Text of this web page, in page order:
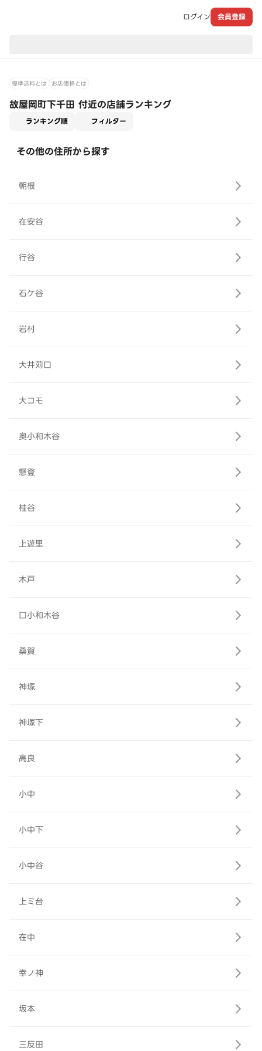
ログイン 会員登録
標準送料とは お店価格とは
故屋岡町下千田 付近の店舗ランキング
ランキング順 フィルター
その他の住所から探す
朝根
在安谷
行谷
石ケ谷
岩村
大井苅口
大コモ
奥小和木谷
懸登
桂谷
上遊里
木戸
口小和木谷
桑賀
神塚
神塚下
高良
小中
小中下
小中谷
上ミ台
在中
幸ノ神
坂本
三反田